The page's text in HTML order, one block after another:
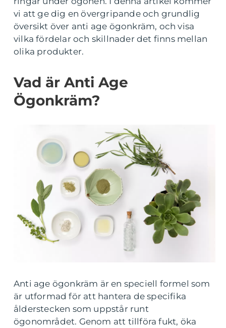
vi att ge dig en övergripande och grundlig
översikt över anti age ögonkräm, och visa
vilka fördelar och skillnader det finns mellan
olika produkter.
Vad är Anti Age
Ögonkräm?
Anti age ögonkräm är en speciell formel som
är utformad för att hantera de specifika
ålderstecken som uppstår runt
ögonområdet. Genom att tillföra fukt, öka